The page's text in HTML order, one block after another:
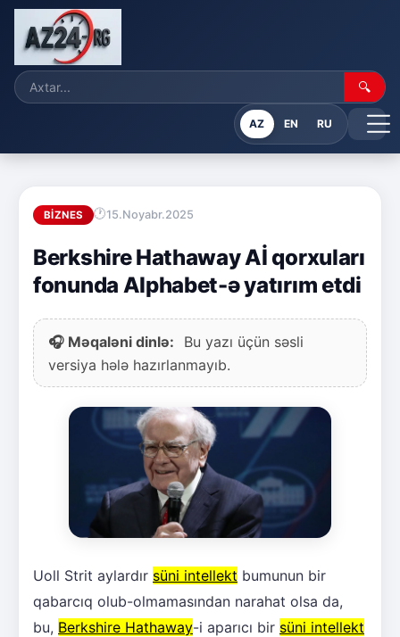
🔍
AZ EN RU
BIZNES 15.Noyabr.2025
Berkshire Hathaway Aİ qorxuları
fonunda Alphabet-ə yatırım etdi
🎧 Məqaləni dinlə:
Bu yazı üçün səsli
versiya hələ hazırlanmayıb.
Uoll Strit aylardır süni intellekt bumunun bir
qabarcıq olub-olmamasından narahat olsa da,
bu, Berkshire Hathaway-i aparıcı bir süni intellekt